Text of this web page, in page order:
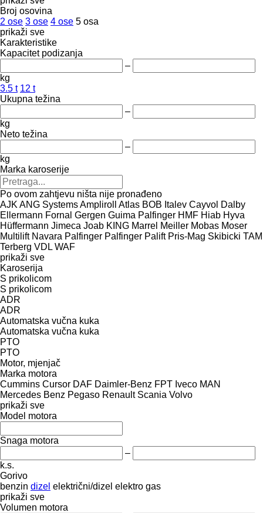
Broj osovina
2 ose 3 ose 4 ose 5 osa
prikaži sve
Karakteristike
Kapacitet podizanja
–
kg
3.5 t 12 t
Ukupna težina
–
kg
Neto težina
–
kg
Marka karoserije
Po ovom zahtjevu ništa nije pronađeno
AJK ANG SystemsAmpliroll Atlas BOB Italev Cayvol Dalby
Ellermann Fornal Gergen Guima Palfinger HMF Hiab Hyva
Hüffermann Jimeca Joab KING Marrel Meiller Mobas Moser
Multilift Navara Palfinger Palfinger Palift Pris-Mag Skibicki TAM
Terberg VDL WAF
prikaži sve
Karoserija
S prikolicom
S prikolicom
ADR
ADR
Automatska vučna kuka
Automatska vučna kuka
PTO
PTO
Motor, mjenjač
Marka motora
Cummins Cursor DAF Daimler-Benz FPT Iveco MAN
Mercedes Benz Pegaso Renault Scania Volvo
prikaži sve
Model motora
Snaga motora
–
k.s.
Gorivo
benzin dizel električni/dizel elektro gas
prikaži sve
Volumen motora